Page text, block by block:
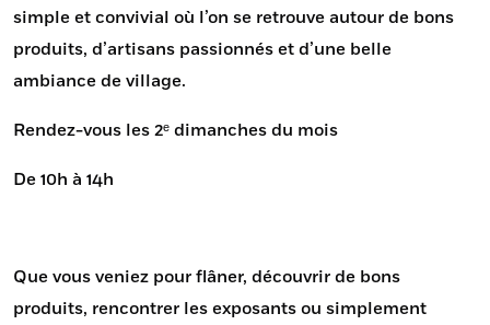
simple et convivial où l’on se retrouve autour de bons
produits, d’artisans passionnés et d’une belle
ambiance de village.
Rendez-vous les 2ᵉ dimanches du mois
De10h à 14h
Que vous veniez pour flâner, découvrir de bons
produits, rencontrer les exposants ou simplement